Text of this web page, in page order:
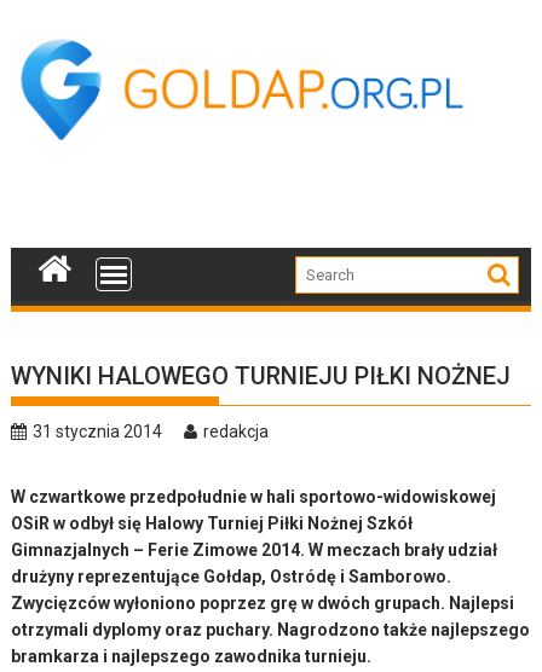
content
WYNIKI HALOWEGO TURNIEJU PIŁKI NOŻNEJ
31 stycznia 2014 redakcja
W czwartkowe przedpołudnie w hali sportowo-widowiskowej
OSiR w odbył się Halowy Turniej Piłki Nożnej Szkół
Gimnazjalnych – Ferie Zimowe 2014. W meczach brały udział
drużyny reprezentujące Gołdap, Ostródę i Samborowo.
Zwycięzców wyłoniono poprzez grę w dwóch grupach. Najlepsi
otrzymali dyplomy oraz puchary. Nagrodzono także najlepszego
bramkarza i najlepszego zawodnika turnieju.